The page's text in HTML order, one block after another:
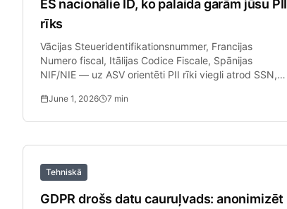
ES nacionālie ID, ko palaida garām jūsu PII
rīks
Vācijas Steueridentifikationsnummer, Francijas
Numero fiscal, Itālijas Codice Fiscale, Spānijas
NIF/NIE — uz ASV orientēti PII rīki viegli atrod SSN,
June 1, 2026 7 min
Tehniskā
GDPR drošs datu cauruļvads: anonimizēt